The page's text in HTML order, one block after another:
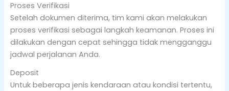
Proses Verifikasi
Setelah dokumen diterima, tim kami akan melakukan
proses verifikasi sebagai langkah keamanan. Proses ini
dilakukan dengan cepat sehingga tidak mengganggu
jadwal perjalanan Anda.
Deposit
Untuk beberapa jenis kendaraan atau kondisi tertentu,